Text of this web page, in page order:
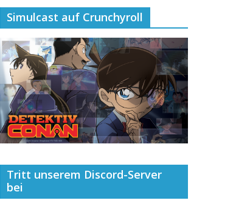
Simulcast auf Crunchyroll
Tritt unserem Discord-Server
bei